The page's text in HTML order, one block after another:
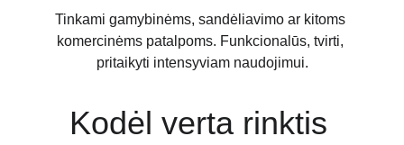
Tinkami gamybinėms, sandėliavimo ar kitoms
komercinėms patalpoms. Funkcionalūs, tvirti,
pritaikyti intensyviam naudojimui.
Kodėl verta rinktis